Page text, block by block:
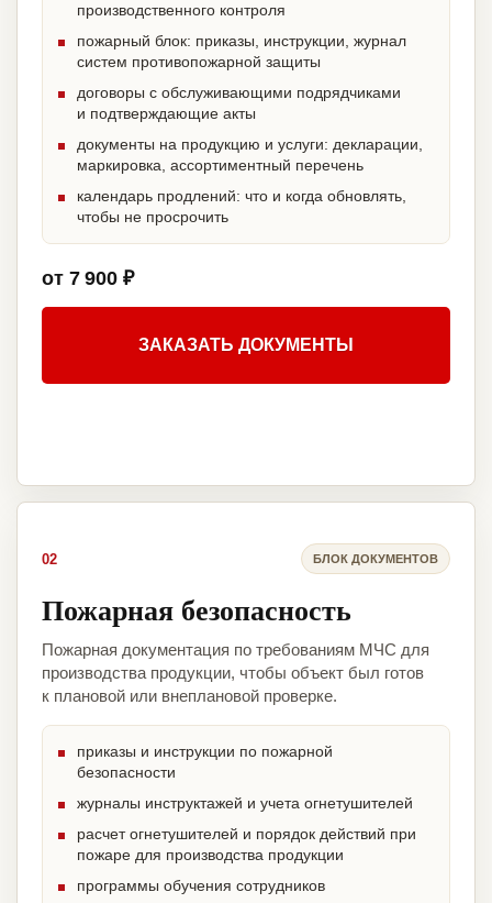
производственного контроля
пожарный блок: приказы, инструкции, журнал
систем противопожарной защиты
договоры с обслуживающими подрядчиками
и подтверждающие акты
документы на продукцию и услуги: декларации,
маркировка, ассортиментный перечень
календарь продлений: что и когда обновлять,
чтобы не просрочить
от 7 900 ₽
ЗАКАЗАТЬ ДОКУМЕНТЫ
02 БЛОК ДОКУМЕНТОВ
Пожарная безопасность
Пожарная документация по требованиям МЧС для
производства продукции, чтобы объект был готов
к плановой или внеплановой проверке.
приказы и инструкции по пожарной
безопасности
журналы инструктажей и учета огнетушителей
расчет огнетушителей и порядок действий при
пожаре для производства продукции
программы обучения сотрудников